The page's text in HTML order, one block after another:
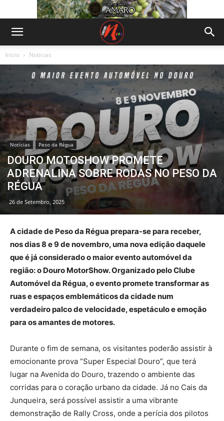
Início Notícias
Notícias Peso da Régua
DOURO MOTOSHOW PROMETE
ADRENALINA SOBRE RODAS NO PESO DA
RÉGUA
26 de Setembro, 2025
A cidade de Peso da Régua prepara-se para receber,
nos dias 8 e 9 de novembro, uma nova edição daquele
que é já considerado o maior evento automóvel da
região: o Douro MotorShow. Organizado pelo Clube
Automóvel da Régua, o evento promete transformar as
ruas e espaços emblemáticos da cidade num
verdadeiro palco de velocidade, espetáculo e emoção
para os amantes de motores.
Durante o fim de semana, os visitantes poderão assistir à
emocionante prova “Super Especial Douro”, que terá
lugar na Avenida do Douro, trazendo o ambiente das
corridas para o coração urbano da cidade. Já no Cais da
Junqueira, será possível assistir a uma vibrante
demonstração de Rally Cross, onde a perícia dos pilotos